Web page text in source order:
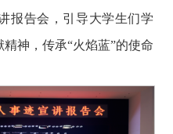
报告会，引导大学生们学
神，传承“火焰蓝”的使命